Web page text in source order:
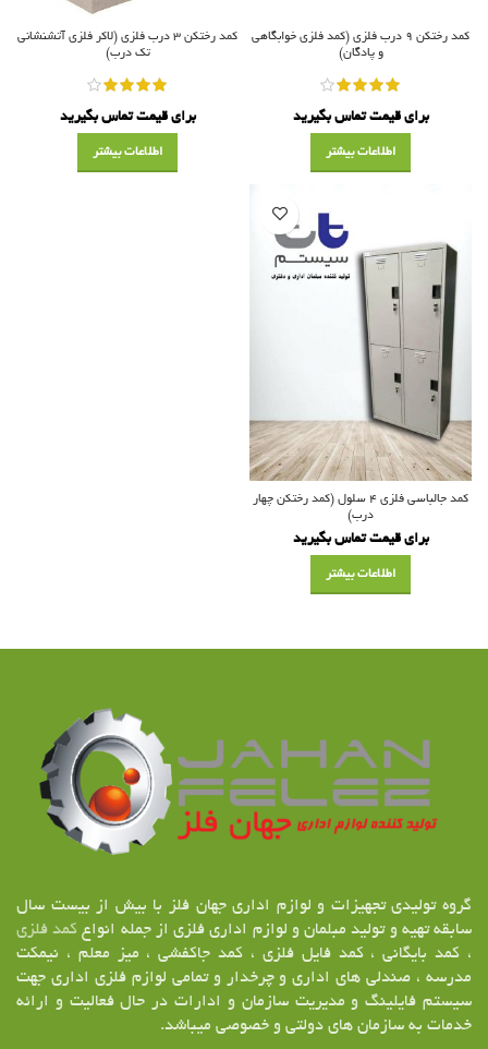
کمد رختکن ۹ درب فلزی (کمد فلزی خوابگاهی
و پادگان)
برای قیمت تماس بگیرید
اطلاعات بیشتر
کمد رختکن ۳ درب فلزی (لاکر فلزی آتشنشانی
تک درب)
برای قیمت تماس بگیرید
اطلاعات بیشتر
کمد جالباسی فلزی ۴ سلول (کمد رختکن چهار
درب)
برای قیمت تماس بگیرید
اطلاعات بیشتر
گروه تولیدی تجهیزات و لوازم اداری جهان فلز با بیش از بیست سال
سابقه تهیه و تولید مبلمان و لوازم اداری فلزی از جمله انواع کمد فلزی
، کمد بایگانی ، کمد فایل فلزی ، کمد جاکفشی ، میز معلم ، نیمکت
مدرسه ، صندلی های اداری و چرخدار و تمامی لوازم فلزی اداری جهت
سیستم فایلینگ و مدیریت سازمان و ادارات در حال فعالیت و ارائه
خدمات به سازمان های دولتی و خصوصی میباشد.